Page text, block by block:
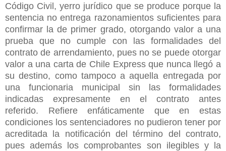
Código Civil, yerro jurídico que se produce porque la
sentencia no entrega razonamientos suficientes para
confirmar la de primer grado, otorgando valor a una
prueba que no cumple con las formalidades del
contrato de arrendamiento, pues no se puede otorgar
valor a una carta de Chile Express que nunca llegó a
su destino, como tampoco a aquella entregada por
una funcionaria municipal sin las formalidades
indicadas expresamente en el contrato antes
referido. Refiere enfáticamente que en estas
condiciones los sentenciadores no pudieron tener por
acreditada la notificación del término del contrato,
pues además los comprobantes son ilegibles y la